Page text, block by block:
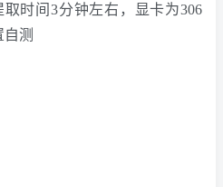
时间3分钟左右，显卡为306
测